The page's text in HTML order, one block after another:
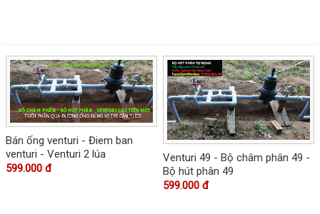
Bán ống venturi - Điem ban
venturi - Venturi 2 lúa
599.000 đ
Venturi 49 - Bộ châm phân 49 -
Bộ hút phân 49
599.000 đ